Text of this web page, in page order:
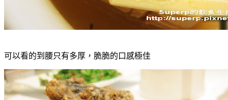
可以看的到腰只有多厚，脆脆的口感極佳